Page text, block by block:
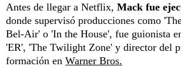
Antes de llegar a Netflix, Mack fue
donde supervisó producciones como
Bel-Air' o 'In the House', fue guionista
'ER', 'The Twilight Zone' y director del
formación en Warner Bros.